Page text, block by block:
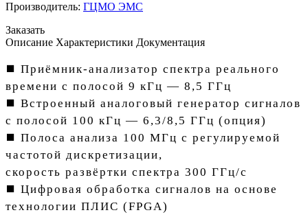
Производитель: ГЦМО ЭМС
Заказать
Описание Характеристики Документация
⯀ Приёмник-анализатор спектра реального
времени с полосой 9 кГц — 8,5 ГГц
⯀ Встроенный аналоговый генератор сигналов
с полосой 100 кГц — 6,3/8,5 ГГц (опция)
⯀ Полоса анализа 100 МГц с регулируемой
частотой дискретизации,
скорость развёртки спектра 300 ГГц/с
⯀ Цифровая обработка сигналов на основе
технологии ПЛИС (FPGA)